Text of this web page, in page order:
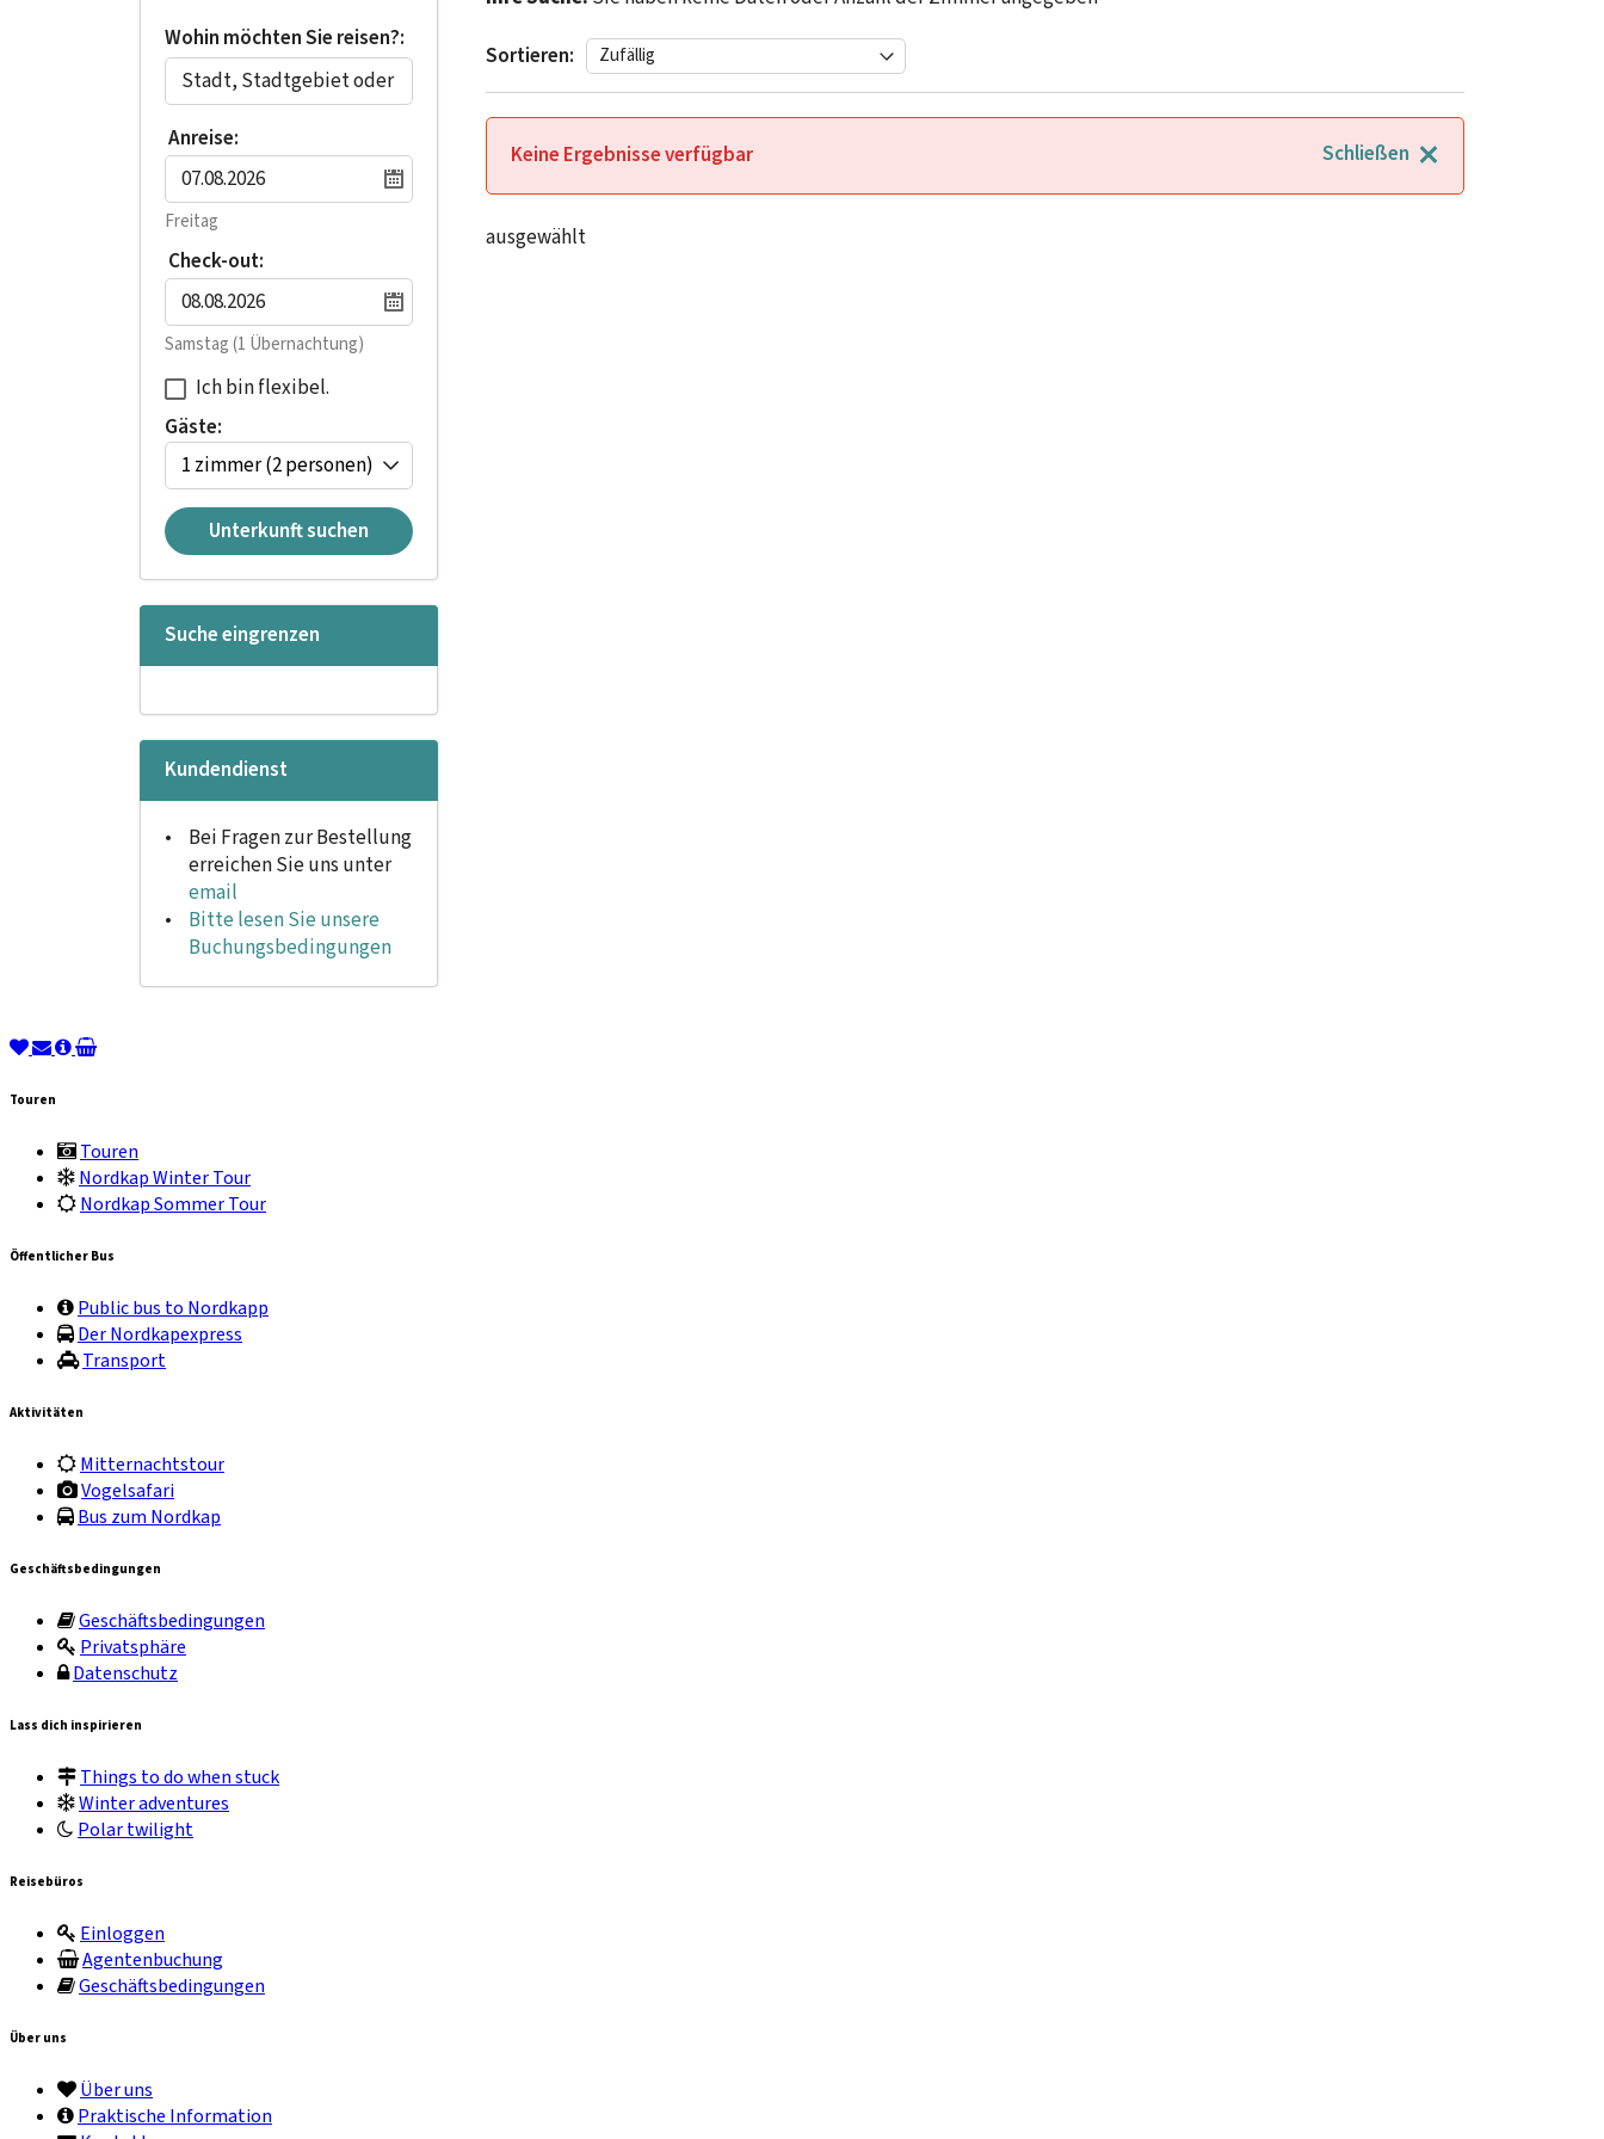
Sortieren:
Schließen
Keine Ergebnisse verfügbar
ausgewählt
Wohin möchten Sie reisen?:
Anreise:
Freitag
Check-out:
Samstag(1 Übernachtung)
Ich bin flexibel.
Gäste:
1 zimmer(2 personen)
Unterkunft suchen
Suche eingrenzen
Kundendienst
Bei Fragen zur Bestellung
erreichen Sie uns unter
email
Bitte lesen Sie unsere
Buchungsbedingungen
Touren
Touren
Nordkap Winter Tour
Nordkap Sommer Tour
Öffentlicher Bus
Public bus to Nordkapp
Der Nordkapexpress
Transport
Aktivitäten
Mitternachtstour
Vogelsafari
Bus zum Nordkap
Geschäftsbedingungen
Geschäftsbedingungen
Privatsphäre
Datenschutz
Lass dich inspirieren
Things to do when stuck
Winter adventures
Polar twilight
Reisebüros
Einloggen
Agentenbuchung
Geschäftsbedingungen
Über uns
Über uns
Praktische Information